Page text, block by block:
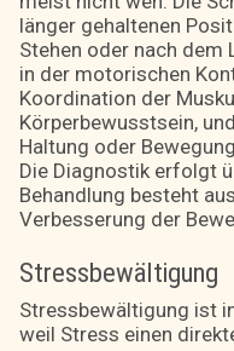
länger gehaltenen
Stehen oder nach dem
in der motorischen
Koordination der
Körperbewusstsein,
Haltung oder
Die Diagnostik erfolgt
Behandlung besteht
Verbesserung der
Stressbewältigung
Stressbewältigung ist
weil Stress einen